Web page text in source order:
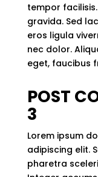
tempor
gravida. Sed
eros ligula
nec dolor.
eget, faucibus
POST
3
Lorem ipsum
adipiscing elit.
pharetra